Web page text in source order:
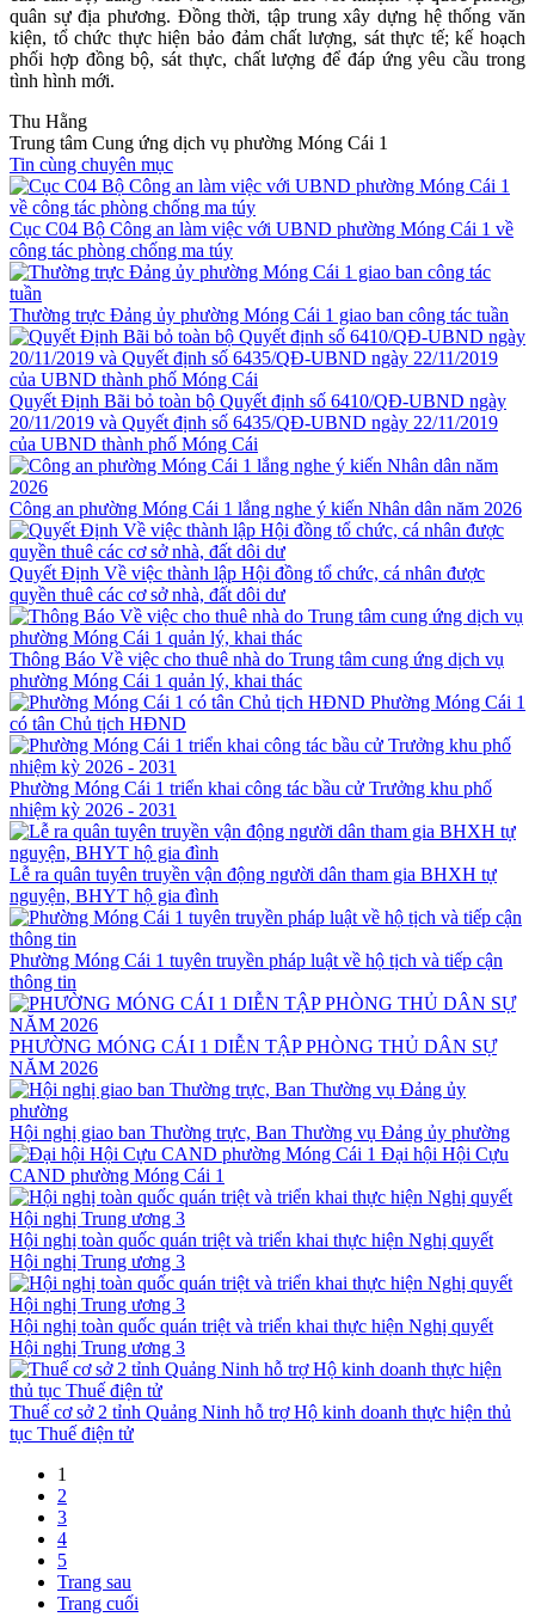
quân sự địa phương. Đồng thời, tập trung xây dựng hệ thống văn
kiện, tổ chức thực hiện bảo đảm chất lượng, sát thực tế; kế hoạch
phối hợp đồng bộ, sát thực, chất lượng để đáp ứng yêu cầu trong
tình hình mới.
Thu Hằng
Trung tâm Cung ứng dịch vụ phường Móng Cái 1
Tin cùng chuyên mục
Cục C04 Bộ Công an làm việc với UBND phường Móng Cái 1 về
công tác phòng chống ma túy
Thường trực Đảng ủy phường Móng Cái 1 giao ban công tác tuần
Quyết Định Bãi bỏ toàn bộ Quyết định số 6410/QĐ-UBND ngày
20/11/2019 và Quyết định số 6435/QĐ-UBND ngày 22/11/2019
của UBND thành phố Móng Cái
Công an phường Móng Cái 1 lắng nghe ý kiến Nhân dân năm 2026
Quyết Định Về việc thành lập Hội đồng tổ chức, cá nhân được
quyền thuê các cơ sở nhà, đất dôi dư
Thông Báo Về việc cho thuê nhà do Trung tâm cung ứng dịch vụ
phường Móng Cái 1 quản lý, khai thác
Phường Móng Cái 1
có tân Chủ tịch HĐND
Phường Móng Cái 1 triển khai công tác bầu cử Trưởng khu phố
nhiệm kỳ 2026 - 2031
Lễ ra quân tuyên truyền vận động người dân tham gia BHXH tự
nguyện, BHYT hộ gia đình
Phường Móng Cái 1 tuyên truyền pháp luật về hộ tịch và tiếp cận
thông tin
PHƯỜNG MÓNG CÁI 1 DIỄN TẬP PHÒNG THỦ DÂN SỰ
NĂM 2026
Hội nghị giao ban Thường trực, Ban Thường vụ Đảng ủy phường
Đại hội Hội Cựu
CAND phường Móng Cái 1
Hội nghị toàn quốc quán triệt và triển khai thực hiện Nghị quyết
Hội nghị Trung ương 3
Hội nghị toàn quốc quán triệt và triển khai thực hiện Nghị quyết
Hội nghị Trung ương 3
Thuế cơ sở 2 tỉnh Quảng Ninh hỗ trợ Hộ kinh doanh thực hiện thủ
tục Thuế điện tử
1
2
3
4
5
Trang sau
Trang cuối